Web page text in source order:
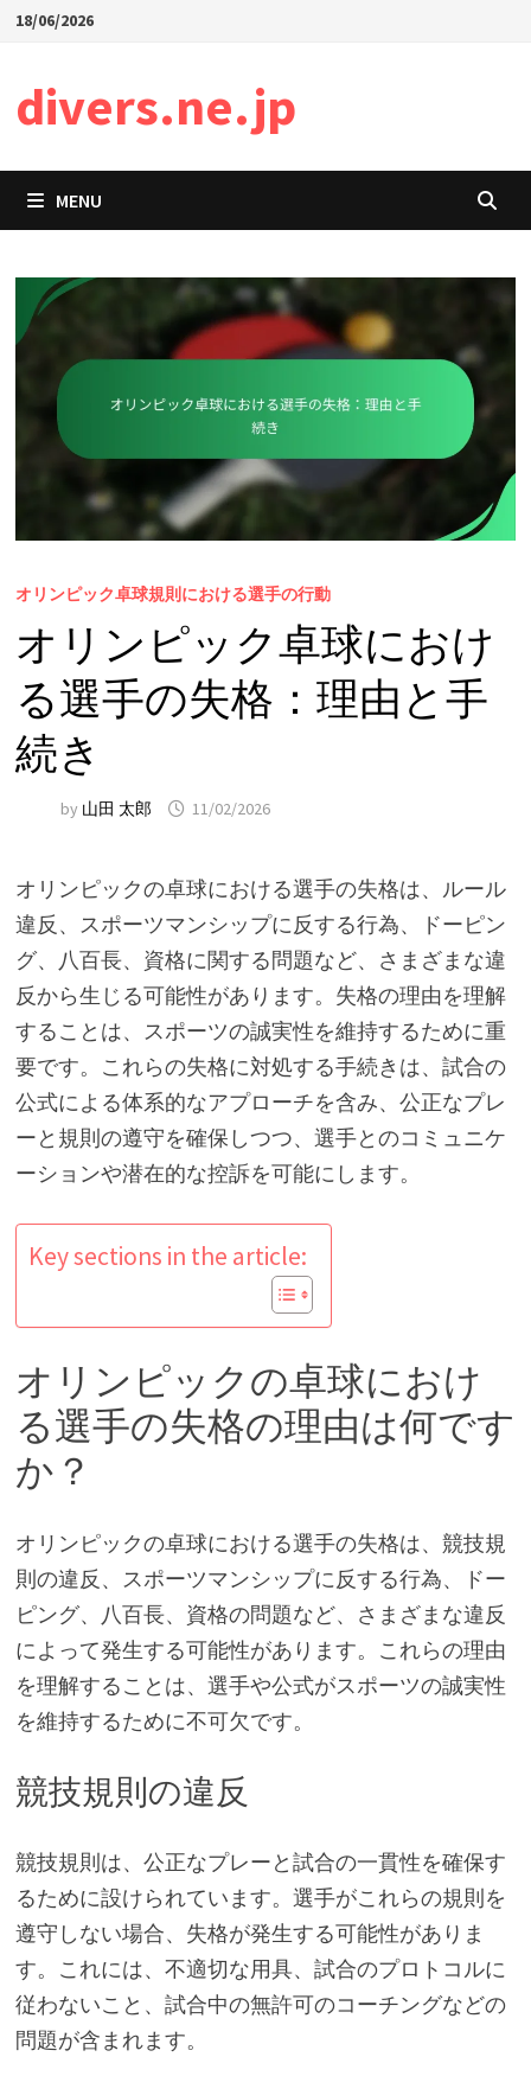
Skip18/06/2026
divers.ne.jp
MENU
オリンピック卓球規則における選手の行動
オリンピック卓球におけ
る選手の失格：理由と手
続き
by 山田 太郎 11/02/2026
オリンピックの卓球における選手の失格は、ルール
違反、スポーツマンシップに反する行為、ドーピン
グ、八百長、資格に関する問題など、さまざまな違
反から生じる可能性があります。失格の理由を理解
することは、スポーツの誠実性を維持するために重
要です。これらの失格に対処する手続きは、試合の
公式による体系的なアプローチを含み、公正なプレ
ーと規則の遵守を確保しつつ、選手とのコミュニケ
ーションや潜在的な控訴を可能にします。
Key sections in the article:
オリンピックの卓球におけ
る選手の失格の理由は何です
か？
オリンピックの卓球における選手の失格は、競技規
則の違反、スポーツマンシップに反する行為、ドー
ピング、八百長、資格の問題など、さまざまな違反
によって発生する可能性があります。これらの理由
を理解することは、選手や公式がスポーツの誠実性
を維持するために不可欠です。
競技規則の違反
競技規則は、公正なプレーと試合の一貫性を確保す
るために設けられています。選手がこれらの規則を
遵守しない場合、失格が発生する可能性がありま
す。これには、不適切な用具、試合のプロトコルに
従わないこと、試合中の無許可のコーチングなどの
問題が含まれます。